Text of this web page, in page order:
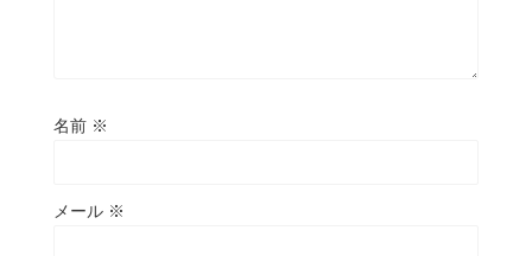
名前 ※
メール ※